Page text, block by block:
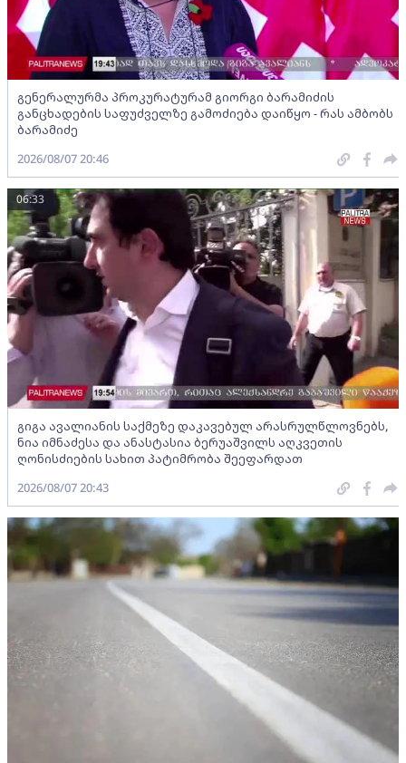
გენერალურმა პროკურატურამ გიორგი ბარამიძის
განცხადების საფუძველზე გამოძიება დაიწყო - რას ამბობს
ბარამიძე
2026/08/07 20:46
გიგა ავალიანის საქმეზე დაკავებულ არასრულწლოვნებს,
ნია იმნაძესა და ანასტასია ბერუაშვილს აღკვეთის
ღონისძიების სახით პატიმრობა შეეფარდათ
06:33
2026/08/07 20:43